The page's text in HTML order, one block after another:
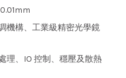
機構、工業級精密光學鏡
理、IO 控制、穩壓及散熱